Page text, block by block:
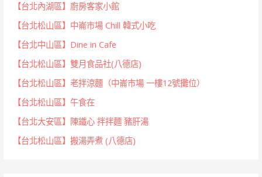
【台北內湖區】廚房客家小館
【台北松山區】中崙市場 Chill 韓式小吃
【台北中山區】Dine in Cafe
【台北松山區】雙月食品社(八德店)
【台北松山區】老拌涼麵（中崙市場 一樓12號攤位）
【台北松山區】午食在
【台北大安區】陳鐵心 拌拌麵 豬肝湯
【台北松山區】搬湯弄煮 (八德店)